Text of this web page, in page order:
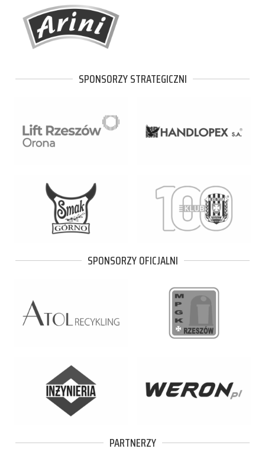
SPONSORZY STRATEGICZNI
SPONSORZY OFICJALNI
PARTNERZY